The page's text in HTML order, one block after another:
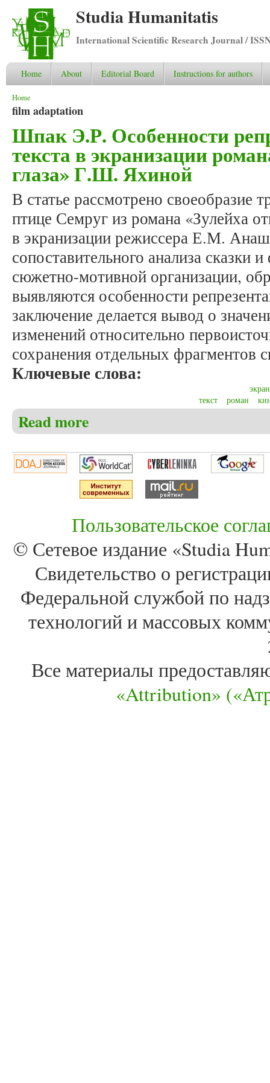
Studia Humanitatis
International Scientific Research Journal /
Home About Editorial Board Instructions for authors
You are here
Home
film adaptation
Шпак Э.Р. Особенности
текста в экранизации
глаза» Г.Ш. Яхиной
В статье рассмотрено своеобразие
птице Семруг из романа «Зулейха
в экранизации режиссера Е.М.
сопоставительного анализа сказки
сюжетно-мотивной организации,
выявляются особенности
заключение делается вывод о
изменений относительно
сохранения отдельных фрагментов
Ключевые слова:
текст
роман
Read more
Пользовательское
© Сетевое издание «Studia
Свидетельство о
Федеральной службой по
технологий и массовых
Все материалы
«Attribution»